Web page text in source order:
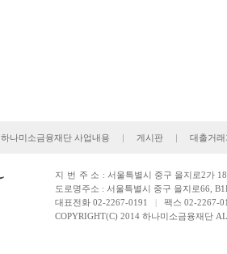
하나미소금융재단 사업내용 | 게시판 | 대출거
지번주소 : 서울특별시 중구 을지로2가
도로명주소 : 서울특별시 중구 을지로66,
대표전화 02-2267-0191 | 팩스 02-2267-
COPYRIGHT(C) 2014 하나미소금융재단